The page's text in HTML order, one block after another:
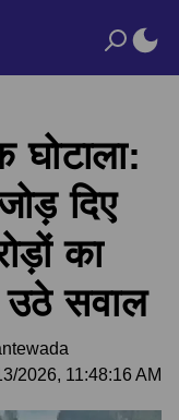
दिए
का
उठे सवाल
2026, 11:48:16 AM